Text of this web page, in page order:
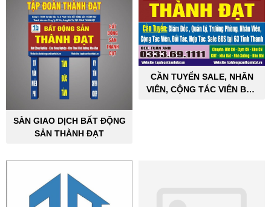
SÀN GIAO DỊCH BẤT ĐỘNG
SẢN THÀNH ĐẠT
CẦN TUYỂN SALE, NHÂN
VIÊN, CỘNG TÁC VIÊN BẤT